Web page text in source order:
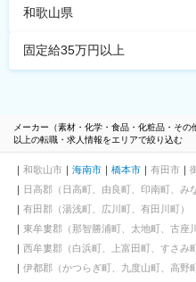
和歌山県
固定給35万円以上
メーカー（素材・化学・食品・化粧品・そ
以上の転職・求人情報をエリアで絞り込む
和歌山市 海南市 橋本市 有田市
日高郡（日高町、由良町、印南町、み
有田郡（湯浅町、広川町、有田川町）
東牟婁郡（那智勝浦町、太地町、古座
西牟婁郡（白浜町、上富田町、すさみ町
伊都郡（かつらぎ町、九度山町、高野町